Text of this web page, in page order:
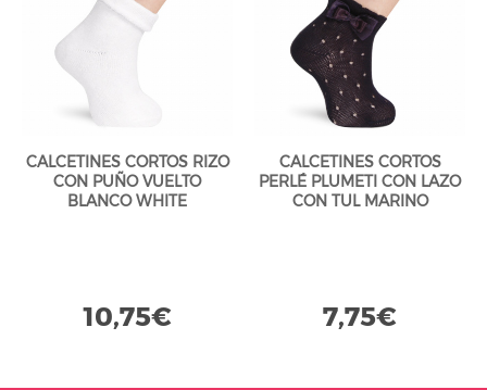
CALCETINES CORTOS RIZO
CON PUÑO VUELTO
BLANCO WHITE
10,75€
CALCETINES CORTOS
PERLÉ PLUMETI CON LAZO
CON TUL MARINO
7,75€